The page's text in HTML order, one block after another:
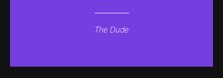
The Dude